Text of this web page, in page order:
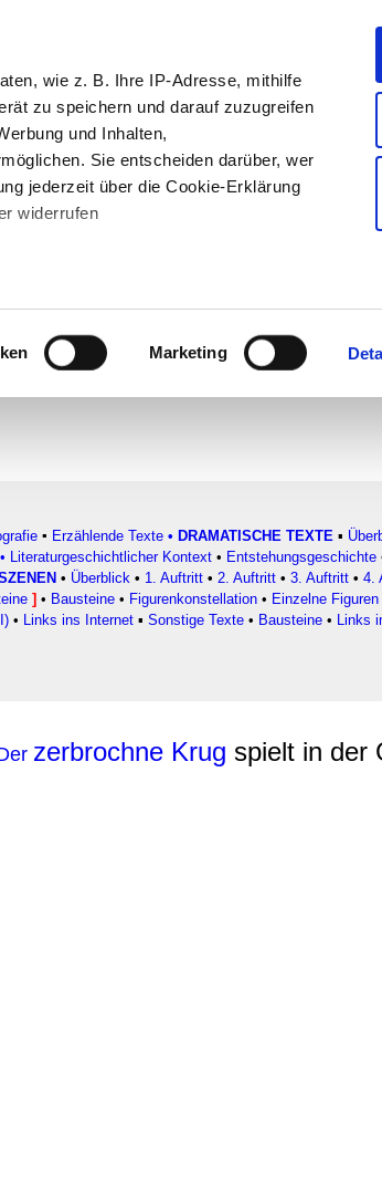
wie z. B. Ihre IP-Adresse, mithilfe
zu speichern und darauf zuzugreifen
und Inhalten,
Sie entscheiden darüber, wer
jederzeit über die Cookie-Erklärung
widerrufen
(Fingerprinting) identifizieren
werden, und legen Sie Ihre
Funktionen für soziale Medien
möglicherweise mit weiteren Daten
Ihrer Nutzung der Dienste
Marketing
▪ Erzählende Texte • DRAMATISCHE TEXTE ▪
• Literaturgeschichtlicher Kontext • Entstehungsgeschichte
• Überblick • 1. Auftritt • 2. Auftritt • 3. Auftritt • 4.
] • Bausteine • Figurenkonstellation • Einzelne Figuren
• Links ins Internet ▪ Sonstige Texte • Bausteine • Links
zerbrochne Krug spielt in der